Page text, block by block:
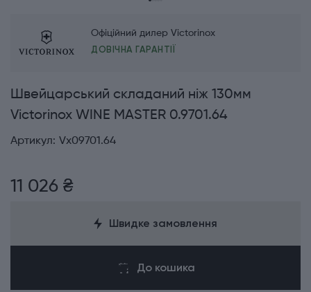
Офіційний дилер Victorinox
ДОВІЧНА ГАРАНТІЇ
Швейцарський складаний ніж 130мм
Victorinox WINE MASTER 0.9701.64
Артикул: Vx09701.64
11 026 ₴
Швидке замовлення
До кошика